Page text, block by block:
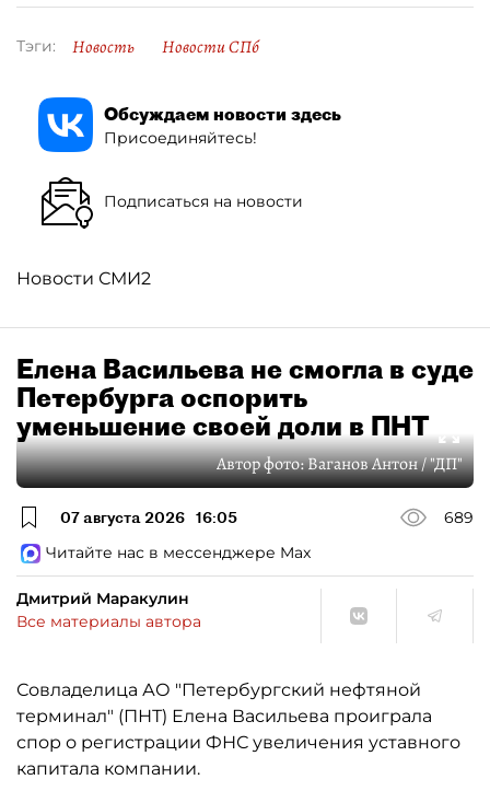
Тэги: Новость Новости СПб
Обсуждаем новости здесь
Присоединяйтесь!
Подписаться на новости
Новости СМИ2
Елена Васильева не смогла в суде
Петербурга оспорить
уменьшение своей доли в ПНТ
Автор фото:Ваганов Антон / "ДП"
07 августа 2026 16:05
689
Читайте нас в мессенджере Max
Дмитрий Маракулин
Все материалы автора
Совладелица АО "Петербургский нефтяной
терминал" (ПНТ) Елена Васильева проиграла
спор о регистрации ФНС увеличения уставного
капитала компании.